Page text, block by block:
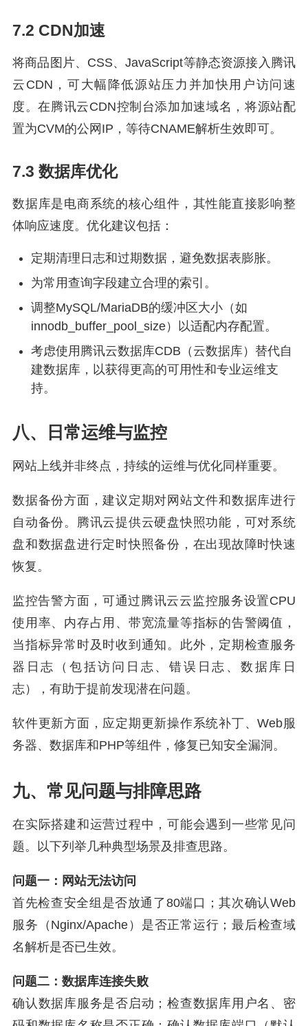
7.2 CDN加速
将商品图片、CSS、JavaScript等静态资源接入腾讯
云CDN，可大幅降低源站压力并加快用户访问速
度。在腾讯云CDN控制台添加加速域名，将源站配
置为CVM的公网IP，等待CNAME解析生效即可。
7.3 数据库优化
数据库是电商系统的核心组件，其性能直接影响整
体响应速度。优化建议包括：
定期清理日志和过期数据，避免数据表膨胀。
为常用查询字段建立合理的索引。
调整MySQL/MariaDB的缓冲区大小（如
innodb_buffer_pool_size）以适配内存配置。
考虑使用腾讯云数据库CDB（云数据库）替代自
建数据库，以获得更高的可用性和专业运维支
持。
八、日常运维与监控
网站上线并非终点，持续的运维与优化同样重要。
数据备份方面，建议定期对网站文件和数据库进行
自动备份。腾讯云提供云硬盘快照功能，可对系统
盘和数据盘进行定时快照备份，在出现故障时快速
恢复。
监控告警方面，可通过腾讯云云监控服务设置CPU
使用率、内存占用、带宽流量等指标的告警阈值，
当指标异常时及时收到通知。此外，定期检查服务
器日志（包括访问日志、错误日志、数据库日
志），有助于提前发现潜在问题。
软件更新方面，应定期更新操作系统补丁、Web服
务器、数据库和PHP等组件，修复已知安全漏洞。
九、常见问题与排障思路
在实际搭建和运营过程中，可能会遇到一些常见问
题。以下列举几种典型场景及排查思路。
问题一：网站无法访问
首先检查安全组是否放通了80端口；其次确认Web
服务（Nginx/Apache）是否正常运行；最后检查域
名解析是否已生效。
问题二：数据库连接失败
确认数据库服务是否启动；检查数据库用户名、密